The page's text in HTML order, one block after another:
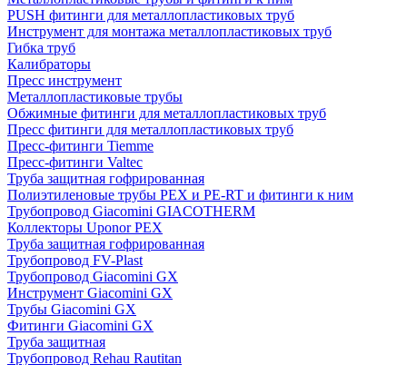
PUSH фитинги для металлопластиковых труб
Инструмент для монтажа металлопластиковых труб
Гибка труб
Калибраторы
Пресс инструмент
Металлопластиковые трубы
Обжимные фитинги для металлопластиковых труб
Пресс фитинги для металлопластиковых труб
Пресс-фитинги Tiemme
Пресс-фитинги Valtec
Труба защитная гофрированная
Полиэтиленовые трубы PEX и PE-RT и фитинги к ним
Трубопровод Giacomini GIACOTHERM
Коллекторы Uponor PEX
Труба защитная гофрированная
Трубопровод FV-Plast
Трубопровод Giacomini GX
Инструмент Giacomini GX
Трубы Giacomini GX
Фитинги Giacomini GX
Труба защитная
Трубопровод Rehau Rautitan